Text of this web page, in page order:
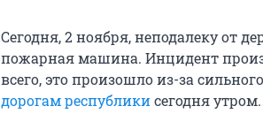
Сегодня, 2 ноября, неподалеку от
пожарная машина. Инцидент
всего, это произошло из-за
дорогам республикисегодня утром.